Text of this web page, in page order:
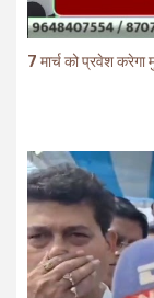
7 मार्च को प्रवेश करेगा